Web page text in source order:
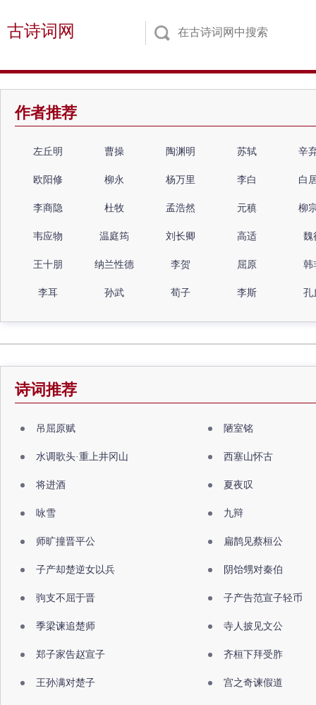
古诗词网
作者推荐
左丘明 曹操 陶渊明 苏轼 辛
欧阳修 柳永 杨万里 李白 白
李商隐 杜牧 孟浩然 元稹 柳
韦应物 温庭筠 刘长卿 高适 魏
王十朋 纳兰性德 李贺 屈原 韩
李耳 孙武 荀子 李斯 孔
诗词推荐
吊屈原赋 陋室铭
水调歌头·重上井冈山 西塞山怀古
将进酒 夏夜叹
咏雪 九辩
师旷撞晋平公 扁鹊见蔡桓公
子产却楚逆女以兵 阴饴甥对秦伯
驹支不屈于晋 子产告范宣子轻币
季梁谏追楚师 寺人披见文公
郑子家告赵宣子 齐桓下拜受胙
王孙满对楚子 宫之奇谏假道